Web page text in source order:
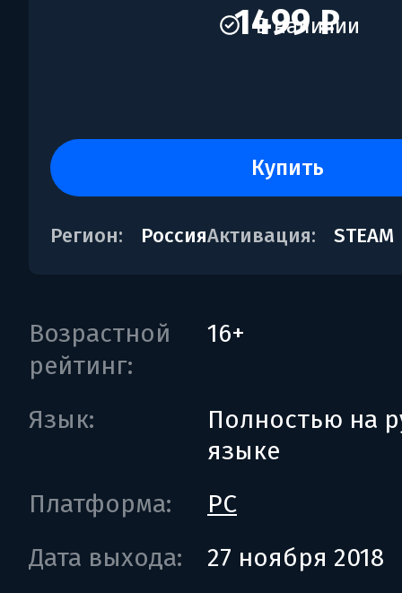
1499 ₽
купить
Регион: РоссияАктивация: STEAM
В наличии
Возрастной
рейтинг:
16+
Язык:
Полностью на
языке
Платформа:
PC
Дата выхода:
27 ноября 2018